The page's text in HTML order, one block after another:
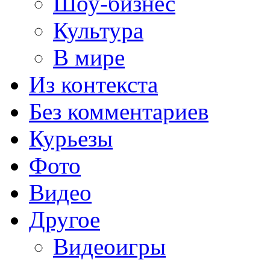
Культура
В мире
Из контекста
Без комментариев
Курьезы
Фото
Видео
Другое
Видеоигры